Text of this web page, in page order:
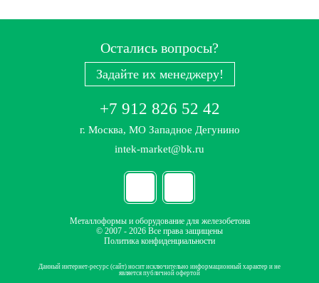
Остались вопросы?
Задайте их менеджеру!
+7 912 826 52 42
г. Москва, МО Западное Дегунино
intek-market@bk.ru
Металлоформы и оборудование для железобетона
© 2007 - 2026 Все права защищены
Политика конфиденциальности
Данный интернет-ресурс (сайт) носит исключительно информационный характер и не
является публичной офертой